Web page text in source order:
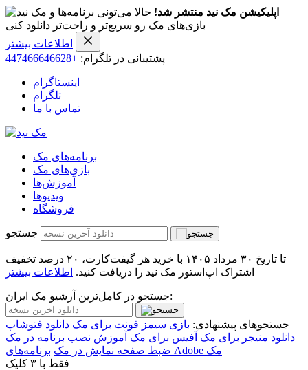
اپلیکیشن مک نید منتشر شد! حالا می‌تونی برنامه‌ها و
بازی‌های مک رو سریع‌تر و راحت‌تر دانلود کنی
اطلاعات بیشتر
پشتیبانی در تلگرام: +447466646628
اینستاگرام
تلگرام
تماس با ما
برنامه‌های مک
بازی‌های مک
آموزش‌ها
ویدیو‌ها
فروشگاه
جستجو
تا تاریخ ۳۰ مرداد ۱۴۰۵ با خرید هر گیفت‌کارت، ۲۰ درصد تخفیف
اشتراک اپ‌استور مک نید را دریافت کنید. اطلاعات بیشتر
جستجو در کامل‌ترین آرشیو مک ایران:
جستجوهای پیشنهادی: بازی سیمز فونت برای مک دانلود فتوشاپ
دانلود منیجر برای مک آفیس برای مک آموزش نصب برنامه در مک
ضبط صفحه نمایش در مک
برنامه‌های Adobe مک
فقط با ۳ کلیک